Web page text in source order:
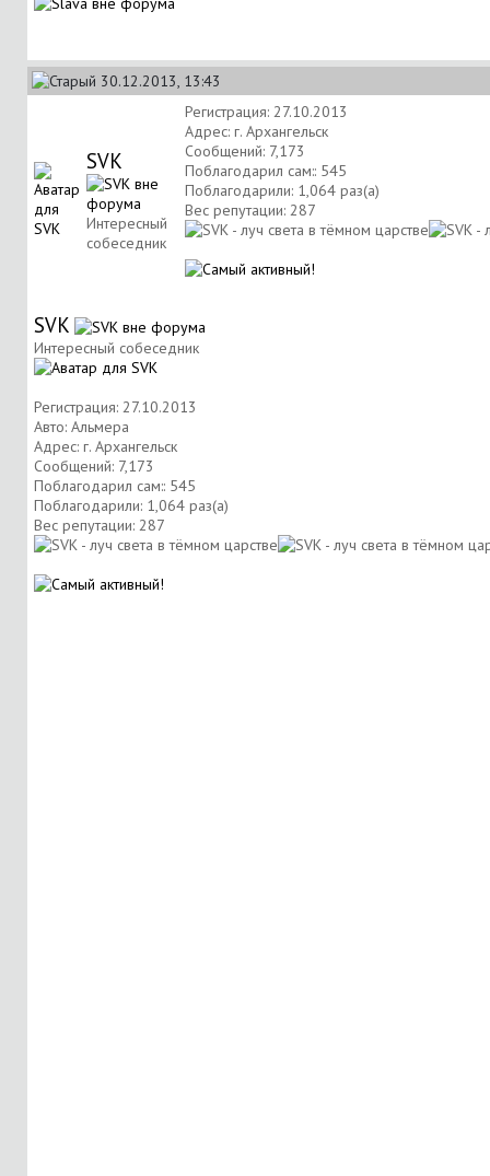
30.12.2013, 13:43
SVK
Интересный
собеседник
Регистрация: 27.10.2013
Адрес: г. Архангельск
Сообщений: 7,173
Поблагодарил сам:: 545
Поблагодарили: 1,064 раз(а)
Вес репутации: 287
SVK
Интересный собеседник
Регистрация: 27.10.2013
Авто: Альмера
Адрес: г. Архангельск
Сообщений: 7,173
Поблагодарил сам:: 545
Поблагодарили: 1,064 раз(а)
Вес репутации: 287